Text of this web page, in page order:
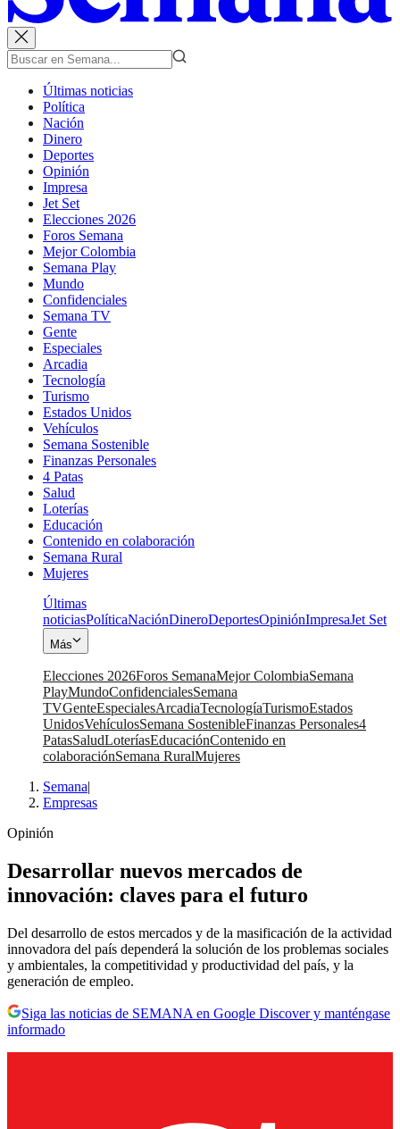
Últimas noticias
Política
Nación
Dinero
Deportes
Opinión
Impresa
Jet Set
Elecciones 2026
Foros Semana
Mejor Colombia
Semana Play
Mundo
Confidenciales
Semana TV
Gente
Especiales
Arcadia
Tecnología
Turismo
Estados Unidos
Vehículos
Semana Sostenible
Finanzas Personales
4 Patas
Salud
Loterías
Educación
Contenido en colaboración
Semana Rural
Mujeres
Últimas
noticiasPolíticaNaciónDineroDeportesOpiniónImpresaJet Set
Más
Elecciones 2026Foros SemanaMejor ColombiaSemana
PlayMundoConfidencialesSemana
TVGenteEspecialesArcadiaTecnologíaTurismoEstados
UnidosVehículosSemana SostenibleFinanzas Personales4
PatasSaludLoteríasEducaciónContenido en
colaboraciónSemana RuralMujeres
Semana|
Empresas
Opinión
Desarrollar nuevos mercados de
innovación: claves para el futuro
Del desarrollo de estos mercados y de la masificación de la actividad
innovadora del país dependerá la solución de los problemas sociales
y ambientales, la competitividad y productividad del país, y la
generación de empleo.
Siga las noticias de SEMANA en Google Discover y manténgase
informado